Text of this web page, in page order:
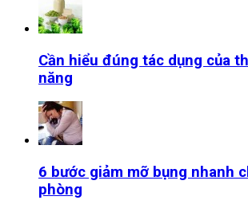
Cần hiểu đúng tác dụng của
năng
6 bước giảm mỡ bụng nhanh
phòng